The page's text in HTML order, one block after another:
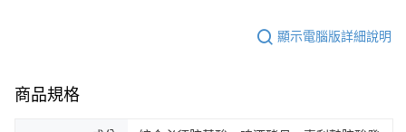
顯示電腦版詳細說明
商品規格